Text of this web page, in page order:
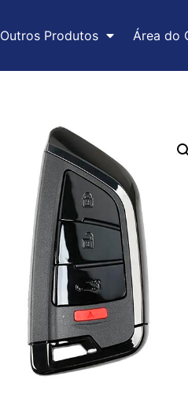
Outros Produtos Área do